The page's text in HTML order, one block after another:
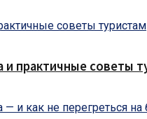
практичные советы